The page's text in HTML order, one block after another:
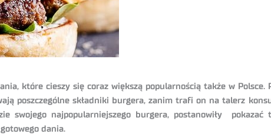
które cieszy się coraz większą popularnością także w
poszczególne składniki burgera, zanim trafi on na talerz
swojego najpopularniejszego burgera, postanowiły pokazać
dania.